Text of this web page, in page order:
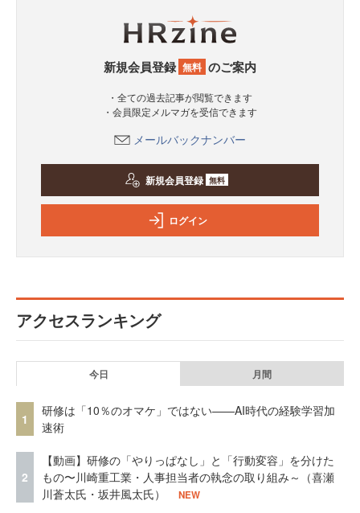
新規会員登録 無料 のご案内
・全ての過去記事が閲覧できます
・会員限定メルマガを受信できます
メールバックナンバー
新規会員登録 無料
ログイン
アクセスランキング
今日 月間
1
研修は「10％のオマケ」ではない——AI時代の経験学習加
速術
2
【動画】研修の「やりっぱなし」と「行動変容」を分けた
もの〜川崎重工業・人事担当者の執念の取り組み～（喜瀬
川蒼太氏・坂井風太氏）
NEW